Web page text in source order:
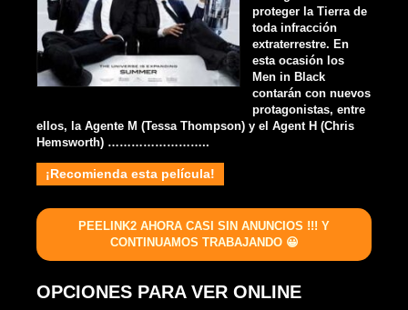
proteger la Tierra de
toda infracción
extraterrestre. En
esta ocasión los
Men in Black
contarán con nuevos
protagonistas, entre
ellos, la Agente M (Tessa Thompson) y el Agent H (Chris
Hemsworth) ……………………..
¡Recomienda esta película!
PEELINK2 AHORA CASI SIN ANUNCIOS !!! Y
CONTINUAMOS TRABAJANDO 😀
OPCIONES PARA VER ONLINE